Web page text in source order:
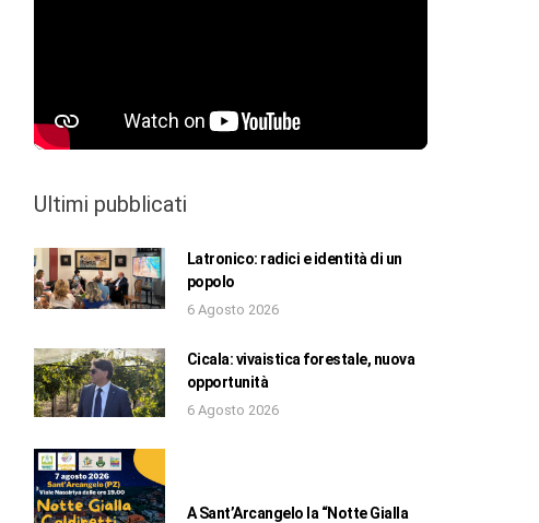
Ultimi pubblicati
Latronico: radici e identità di un
popolo
6 Agosto 2026
Cicala: vivaistica forestale, nuova
opportunità
6 Agosto 2026
A Sant’Arcangelo la “Notte Gialla